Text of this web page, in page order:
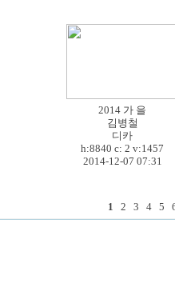
2014 가 을
김병철
디카
h:8840 c: 2 v:1457
2014-12-07 07:31
1 2 3 4 5